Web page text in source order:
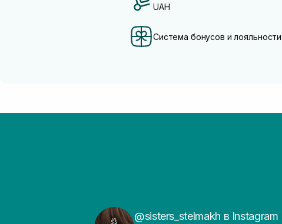
UAH
Система бонусов и лояльности
@sisters_stelmakh в Instagram